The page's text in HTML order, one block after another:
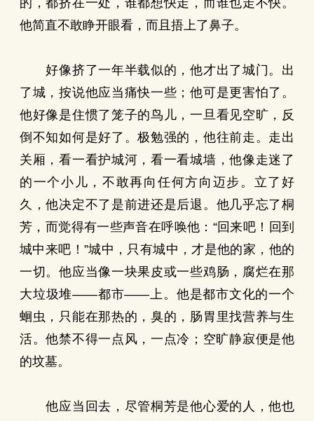
的，都挤在一处，谁都想快走，而谁也走不快。
他简直不敢睁开眼看，而且捂上了鼻子。
好像挤了一年半载似的，他才出了城门。出
了城，按说他应当痛快一些；他可是更害怕了。
他好像是住惯了笼子的鸟儿，一旦看见空旷，反
倒不知如何是好了。极勉强的，他往前走。走出
关厢，看一看护城河，看一看城墙，他像走迷了
的一个小儿，不敢再向任何方向迈步。立了好
久，他决定不了是前进还是后退。他几乎忘了桐
芳，而觉得有一些声音在呼唤他：“回来吧！回到
城中来吧！”城中，只有城中，才是他的家，他的
一切。他应当像一块果皮或一些鸡肠，腐烂在那
大垃圾堆——都市——上。他是都市文化的一个
蛔虫，只能在那热的，臭的，肠胃里找营养与生
活。他禁不得一点风，一点冷；空旷静寂便是他
的坟墓。
他应当回去，尽管桐芳是他心爱的人，他也